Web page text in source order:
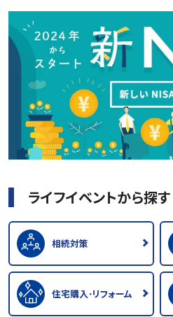
ライフイベントから探す
相続対策
住宅購入･リフォーム